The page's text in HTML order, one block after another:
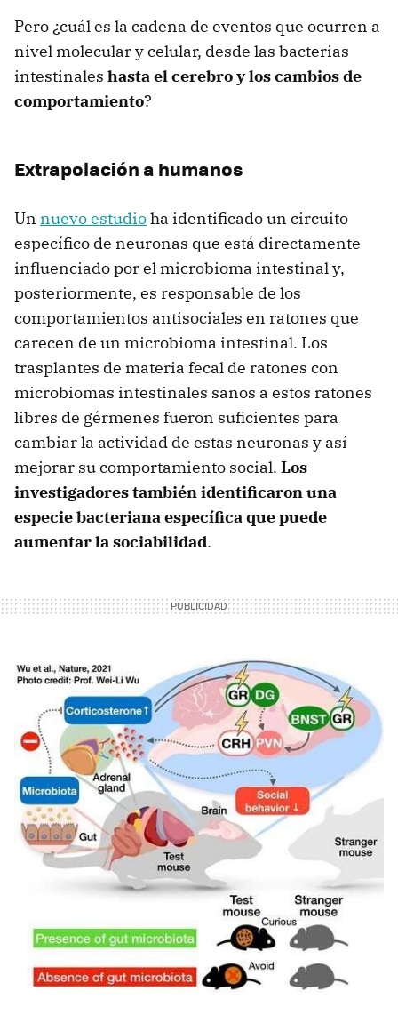
Pero ¿cuál es la cadena de eventos que ocurren a
nivel molecular y celular, desde las bacterias
intestinales hasta el cerebro y los cambios de
comportamiento?
Extrapolación a humanos
Un nuevo estudioha identificado un circuito
específico de neuronas que está directamente
influenciado por el microbioma intestinal y,
posteriormente, es responsable de los
comportamientos antisociales en ratones que
carecen de un microbioma intestinal. Los
trasplantes de materia fecal de ratones con
microbiomas intestinales sanos a estos ratones
libres de gérmenes fueron suficientes para
cambiar la actividad de estas neuronas y así
mejorar su comportamiento social. Los
investigadores también identificaron una
especie bacteriana específica que puede
aumentar la sociabilidad.